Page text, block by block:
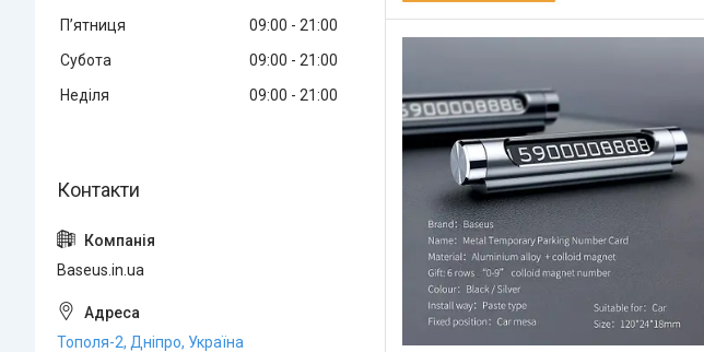
Пʼятниця
09:00
21:00
Субота
09:00
21:00
Неділя
09:00 21:00
Baseus.in.ua
Тополя-2, Дніпро, Україна